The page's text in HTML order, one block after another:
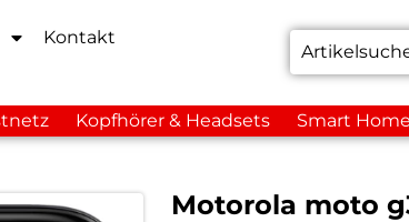
Kontakt
Kopfhörer & Headsets Smart Home
Motorola moto